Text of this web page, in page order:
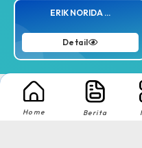
ERIK NORIDA ...
Detail
Prestasi
No
Home Berita